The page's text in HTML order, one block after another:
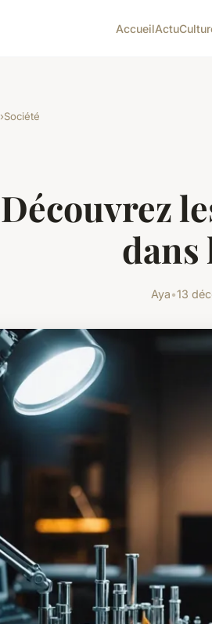
AccueilActu
›Société
Découvrez
dans
Aya•13